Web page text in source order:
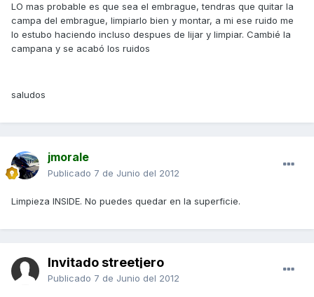
LO mas probable es que sea el embrague, tendras que quitar la
campa del embrague, limpiarlo bien y montar, a mi ese ruido me
lo estubo haciendo incluso despues de lijar y limpiar. Cambié la
campana y se acabó los ruidos
saludos
jmorale
Publicado 7 de Junio del 2012
Limpieza INSIDE. No puedes quedar en la superficie.
Invitado streetjero
Publicado 7 de Junio del 2012